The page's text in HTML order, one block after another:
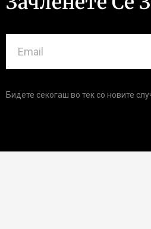
Бидете секогаш во тек со новите